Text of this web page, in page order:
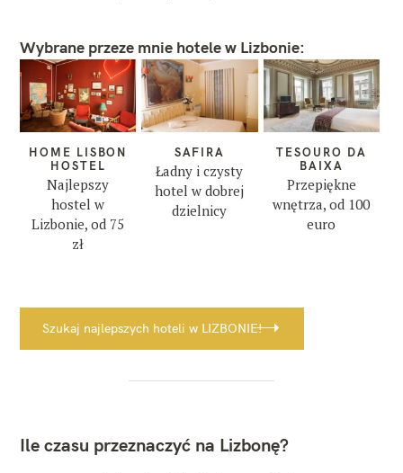
Wybrane przeze mnie hotele w Lizbonie:
HOME LISBON
HOSTEL
Najlepszy
hostel w
Lizbonie, od 75
zł
SAFIRA
Ładny i czysty
hotel w dobrej
dzielnicy
TESOURO DA
BAIXA
Przepiękne
wnętrza, od 100
euro
Szukaj najlepszych hoteli w LIZBONIE!
Ile czasu przeznaczyć na Lizbonę?